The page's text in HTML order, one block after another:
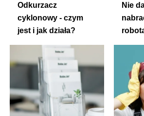
Odkurzacz
cyklonowy - czym
jest i jak działa?
Nie